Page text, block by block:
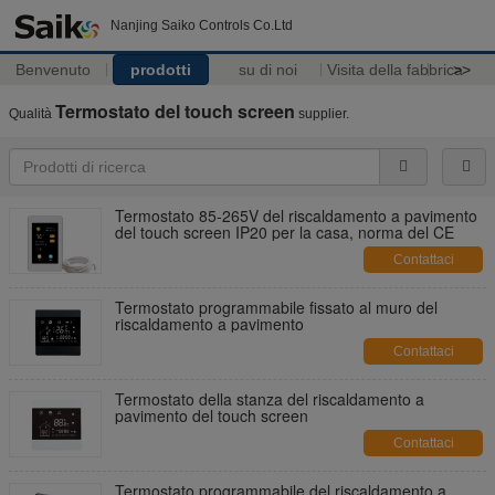
Nanjing Saiko Controls Co.Ltd
Benvenuto prodotti su di noi Visita della fabbrica>>
Qualità Termostato del touch screen supplier.
Termostato 85-265V del riscaldamento a pavimento
del touch screen IP20 per la casa, norma del CE
Contattaci
Termostato programmabile fissato al muro del
riscaldamento a pavimento
Contattaci
Termostato della stanza del riscaldamento a
pavimento del touch screen
Contattaci
Termostato programmabile del riscaldamento a